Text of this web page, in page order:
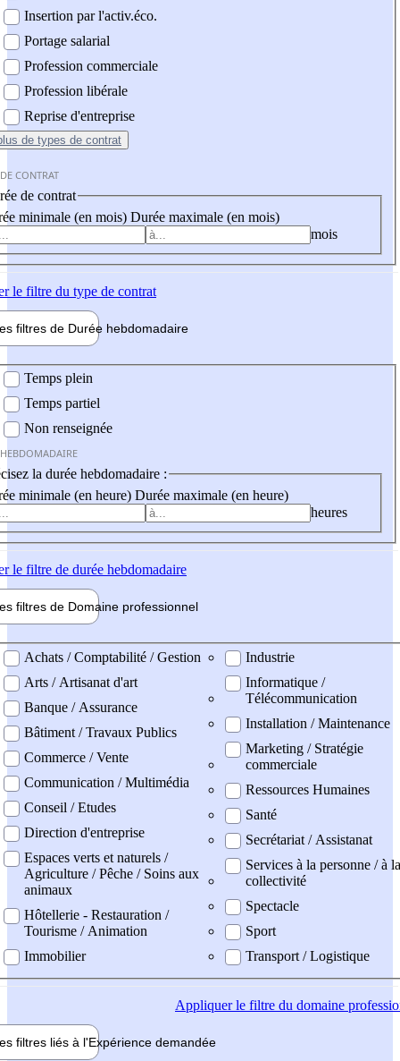
Insertion par l'activ.éco.
Portage salarial
Profession commerciale
Profession libérale
Reprise d'entreprise
de types de contrat
CONTRAT
de contrat
minimale (en mois) Durée maximale (en mois)
mois
le filtre du type de contrat
filtres de Durée hebdomadaire
Temps plein
Temps partiel
Non renseignée
la durée hebdomadaire :
minimale (en heure) Durée maximale (en heure)
heures
le filtre de durée hebdomadaire
filtres de Domaine professionnel
professionel
Achats / Comptabilité / Gestion
Arts / Artisanat d'art
Banque / Assurance
Bâtiment / Travaux Publics
Commerce / Vente
Communication / Multimédia
Conseil / Etudes
Direction d'entreprise
Espaces verts et naturels /
Agriculture / Pêche / Soins aux
animaux
Hôtellerie - Restauration /
Tourisme / Animation
Immobilier
Industrie
Informatique /
Télécommunication
Installation / Maintenance
Marketing / Stratégie
commerciale
Ressources Humaines
Santé
Secrétariat / Assistanat
Services à la personne / à la
collectivité
Spectacle
Sport
Transport / Logistique
Appliquerle filtre du domaine
filtres liés à l'Expérience demandée